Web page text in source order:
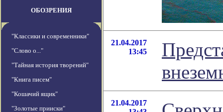
ОБОЗРЕНИЯ
"Классики и современники"
"Слово о..."
"Тайная история творений"
"Книга писем"
"Кошачий ящик"
"Золотые прииски"
21.04.2017
13:45
21.04.2017